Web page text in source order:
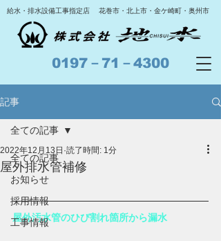
給水・排水設備工事指定店
0197－71－4300
​花巻市・北上市・金ケ崎町・奥州市
記事
全ての記事
お知らせ
採用情報
工事情報
全ての記事
屋外排水管補修
2022年12月13日 読了時間: 1分
屋外汚水管のひび割れ箇所から漏水